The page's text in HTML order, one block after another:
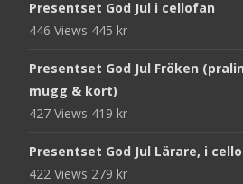
Presentset God Jul i cellofan
446 Views 445 kr
Presentset God Jul Fröken
mugg & kort)
427 Views 419 kr
Presentset God Jul Lärare, i
422 Views 279 kr